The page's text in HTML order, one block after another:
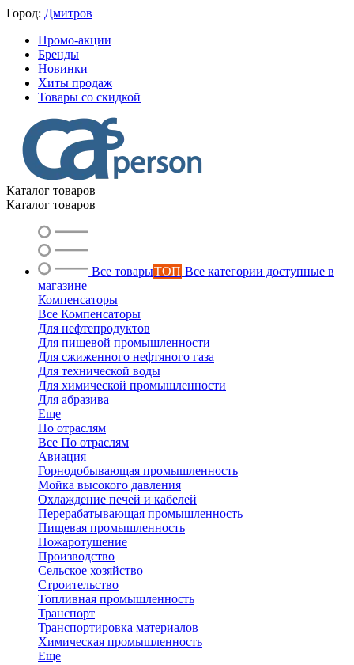
Город: Дмитров
Промо-акции
Бренды
Новинки
Хиты продаж
Товары со скидкой
Каталог товаров
Каталог товаров
Все товарыТОП Все категории доступные в
магазине
Компенсаторы
Все Компенсаторы
Для нефтепродуктов
Для пищевой промышленности
Для сжиженного нефтяного газа
Для технической воды
Для химической промышленности
Для абразива
Еще
По отраслям
Все По отраслям
Авиация
Горнодобывающая промышленность
Мойка высокого давления
Охлаждение печей и кабелей
Перерабатывающая промышленность
Пищевая промышленность
Пожаротушение
Производство
Сельское хозяйство
Строительство
Топливная промышленность
Транспорт
Транспортировка материалов
Химическая промышленность
Еще